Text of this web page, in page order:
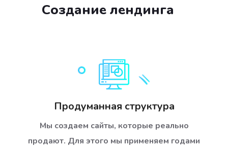
Создание лендинга
Продуманная структура
Мы создаем сайты, которые реально
продают. Для этого мы применяем годами